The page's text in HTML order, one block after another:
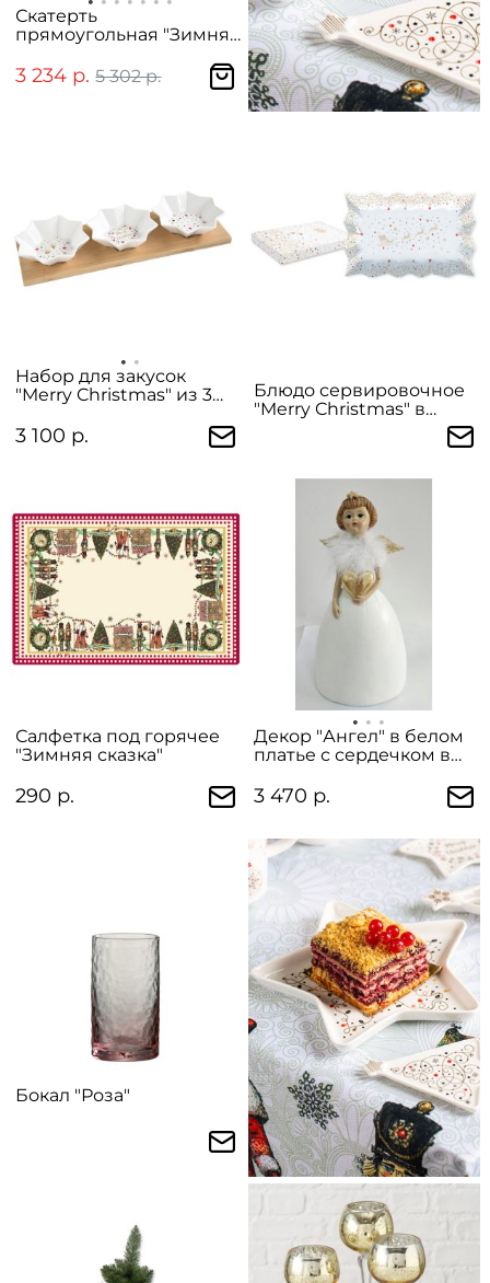
Скатерть
прямоугольная "Зимняя
3 234 р. 5 302 р.
Набор для закусок
"Merry Christmas" из 3
подносе в подарочной
упаковке
3 100 р.
Блюдо сервировочное
"Merry Christmas" в
подарочной упаковке
Салфетка под горячее
"Зимняя сказка"
290 р.
Декор "Ангел" в белом
платье с сердечком в
3 470 р.
Бокал "Роза"